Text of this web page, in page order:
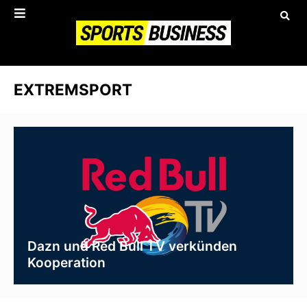
EXTREMSPORT
Dazn und Red Bull TV verkünden
Kooperation